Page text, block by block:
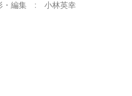
・編集 : 小林英幸